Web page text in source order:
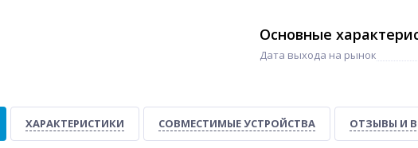
Основные
Дата выхода на рынок
ХАРАКТЕРИСТИКИ СОВМЕСТИМЫЕ УСТРОЙСТВА ОТЗЫВЫ И